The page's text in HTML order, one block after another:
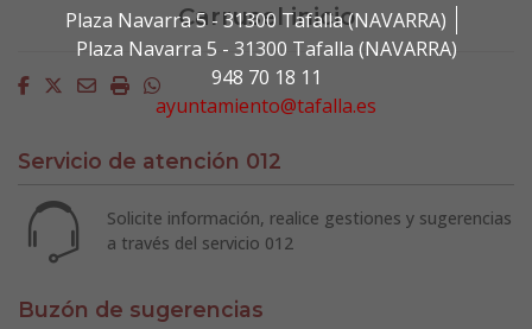
Plaza Navarra 5 - 31300 Tafalla (NAVARRA)
Plaza Navarra 5 - 31300 Tafalla (NAVARRA)
948 70 18 11
ayuntamiento@tafalla.es
Carrusel inicio
Facebook
Twitter
EmailImprimirWhatsapp
Servicio de atención 012
Solicite información, realice gestiones y sugerencias
a través del servicio 012
Buzón de sugerencias